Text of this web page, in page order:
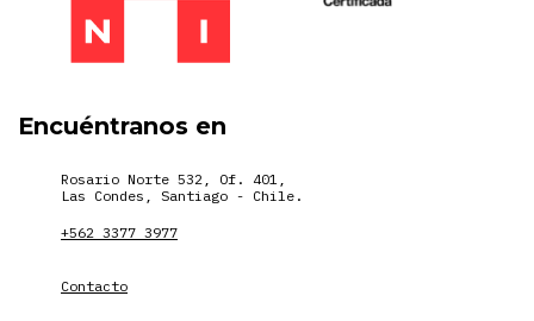
Encuéntranos en
Rosario Norte 532, Of. 401,
Las Condes, Santiago - Chile.
+562 3377 3977
Contacto